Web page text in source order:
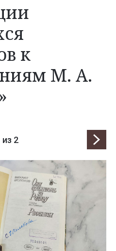
к
М. А.
из 2